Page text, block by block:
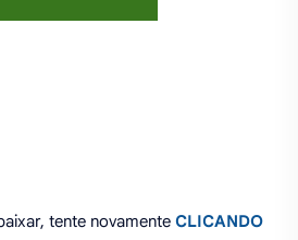
tente novamente CLICANDO